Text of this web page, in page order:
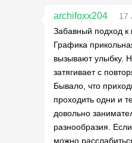
archifoxx204
17
Забавный подход
Графика
вызывают улыбку.
затягивает с
Бывало, что
проходить одни и
довольно
разнообразия.
можно